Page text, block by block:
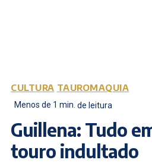
CULTURA TAUROMAQUIA
Menos de 1 min. de leitura
Guillena: Tudo
touro indultado